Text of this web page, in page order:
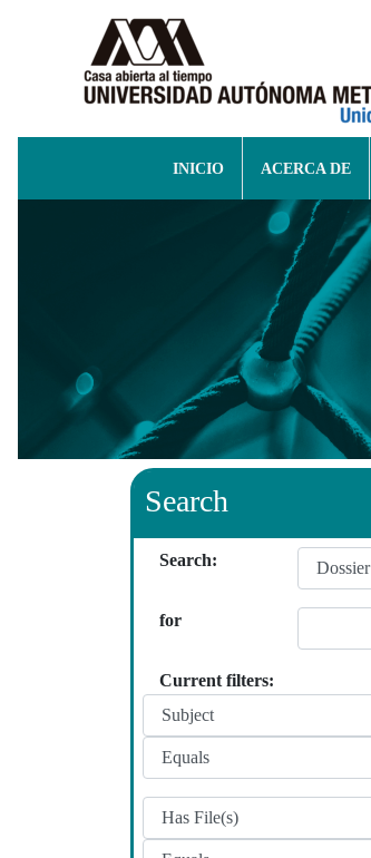
INICIO ACERCA DE
Search
Search:
for
Current filters: